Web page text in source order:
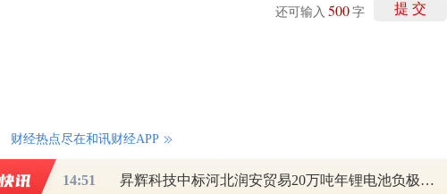
提 交
还可输入 500 字
财经热点尽在和讯财经APP
14:51 昇辉科技中标河北润安贸易20万吨年锂电池负极材料一体化项目低压设备